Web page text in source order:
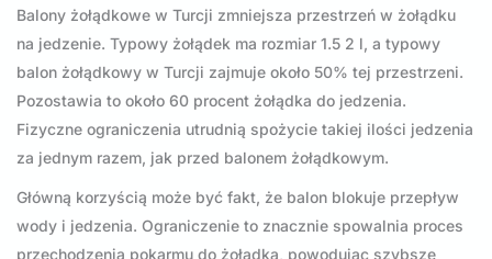
Balony żołądkowe w Turcji zmniejsza przestrzeń w żołądku
na jedzenie. Typowy żołądek ma rozmiar 1.5 2 l, a typowy
balon żołądkowy w Turcji zajmuje około 50% tej przestrzeni.
Pozostawia to około 60 procent żołądka do jedzenia.
Fizyczne ograniczenia utrudnią spożycie takiej ilości jedzenia
za jednym razem, jak przed balonem żołądkowym.
Główną korzyścią może być fakt, że balon blokuje przepływ
wody i jedzenia. Ograniczenie to znacznie spowalnia proces
przechodzenia pokarmu do żołądka, powodując szybsze